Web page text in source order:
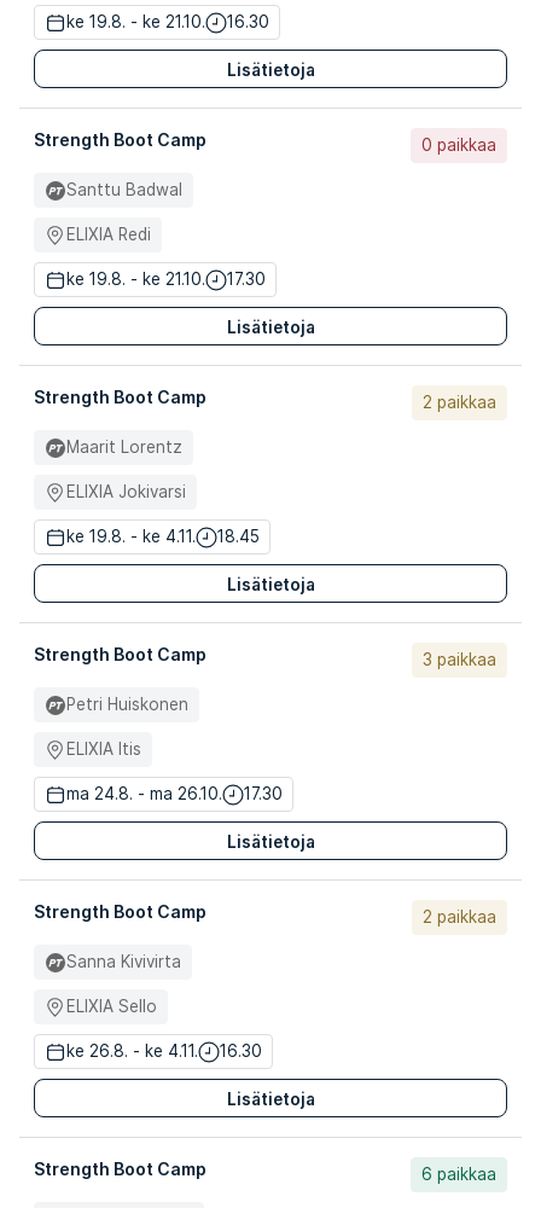
ke 19.8. - ke 21.10. 16.30
Lisätietoja
Strength Boot Camp
Santtu Badwal
ELIXIA Redi
ke 19.8. - ke 21.10. 17.30
0 paikkaa
Lisätietoja
Strength Boot Camp
Maarit Lorentz
ELIXIA Jokivarsi
ke 19.8. - ke 4.11. 18.45
2 paikkaa
Lisätietoja
Strength Boot Camp
Petri Huiskonen
ELIXIA Itis
ma 24.8. - ma 26.10. 17.30
3 paikkaa
Lisätietoja
Strength Boot Camp
Sanna Kivivirta
ELIXIA Sello
ke 26.8. - ke 4.11. 16.30
2 paikkaa
Lisätietoja
Strength Boot Camp 6 paikkaa